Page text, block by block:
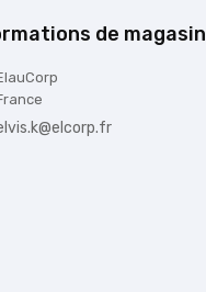
de magasin